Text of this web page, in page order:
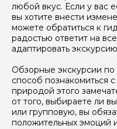
любой вкус. Если у вас
вы хотите внести
можете обратиться к
радостью ответит на
адаптировать
Обзорные экскурсии
способ познакомиться
природой этого
от того, выбираете ли
или групповую, вы
положительных эмоций